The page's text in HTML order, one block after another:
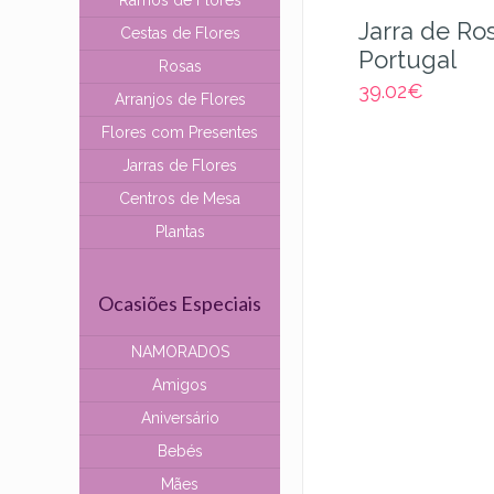
Jarra de
Portugal
39.02€
Cestas de Flores
Rosas
Arranjos de Flores
Flores com Presentes
Jarras de Flores
Centros de Mesa
Plantas
Ocasiões Especiais
NAMORADOS
Amigos
Aniversário
Bebés
Mães